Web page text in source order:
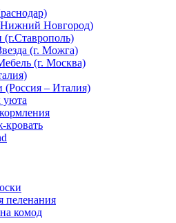
Нижний Новгород)
(г. Можга)
(г. Москва)
(Россия – Италия)
уюта
пеленания
комод